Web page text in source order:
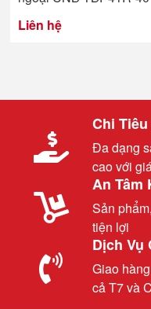
Liên hệ
Chi
Đa dạng
cao với
An Tâm
Sản
tiện lợi
Dịch Vụ
Giao
cả T7 và